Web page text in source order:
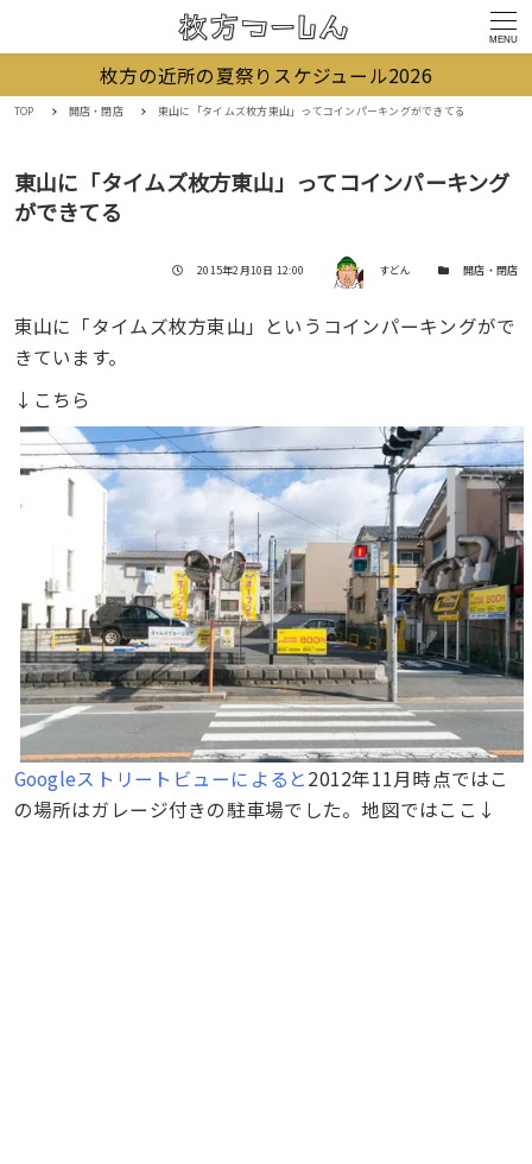
MENU
枚方の近所の夏祭りスケジュール2026
TOP 開店・閉店 東山に「タイムズ枚方東山」ってコインパーキングができてる
東山に「タイムズ枚方東山」ってコインパーキング
ができてる
投稿日
2015年2月10日 12:00 著者 すどん カテゴリー開店・閉店
東山に「タイムズ枚方東山」というコインパーキングがで
きています。
↓こちら
Googleストリートビューによると2012年11月時点ではこ
の場所はガレージ付きの駐車場でした。地図ではここ↓